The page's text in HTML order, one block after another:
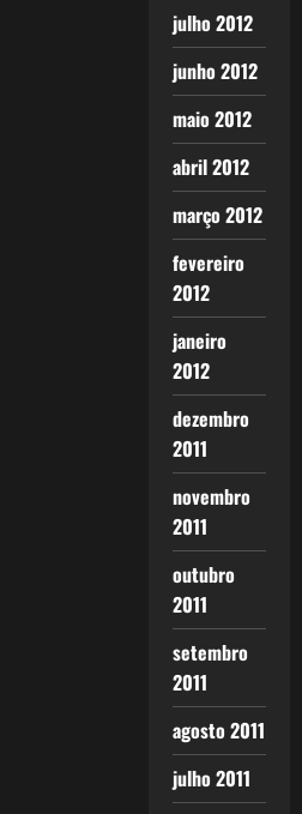
julho 2012
junho 2012
maio 2012
abril 2012
março 2012
fevereiro
2012
janeiro
2012
dezembro
2011
novembro
2011
outubro
2011
setembro
2011
agosto 2011
julho 2011